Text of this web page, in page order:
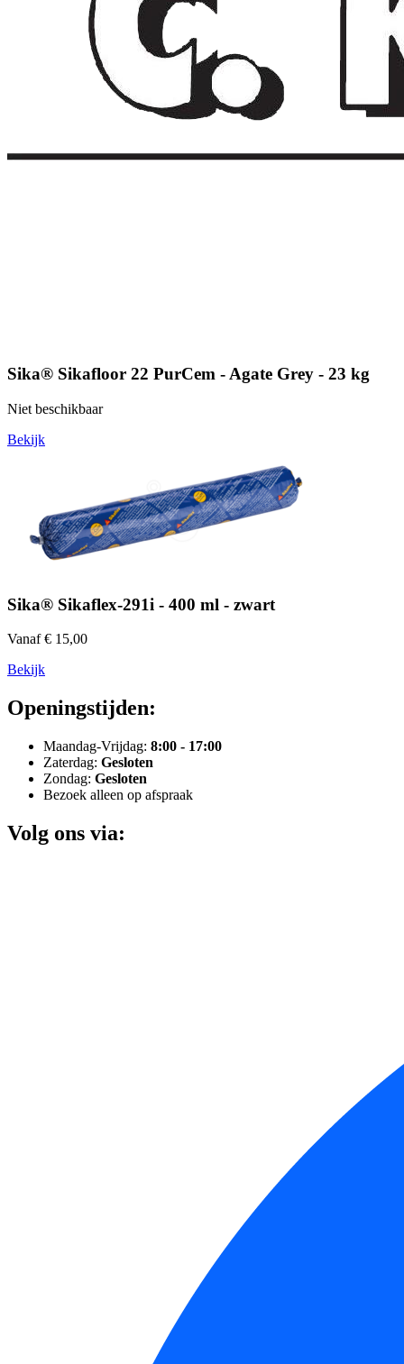
Sika® Sikafloor 22 PurCem - Agate Grey - 23 kg
Niet beschikbaar
Bekijk
Sika® Sikaflex-291i - 400 ml - zwart
Vanaf € 15,00
Bekijk
Openingstijden:
Maandag-Vrijdag: 8:00 - 17:00
Zaterdag: Gesloten
Zondag: Gesloten
Bezoek alleen op afspraak
Volg ons via: